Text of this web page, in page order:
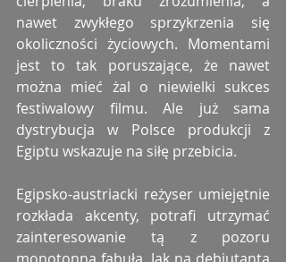
nawet zwykłego sprzykrzenia się
okoliczności życiowych. Momentami
jest to tak poruszające, że nawet
można mieć żal o niewielki sukces
festiwalowy filmu. Ale już sama
dystrybucja w Polsce produkcji z
Egiptu wskazuje na siłę przebicia.
Egipsko-austriacki reżyser umiejętnie
rozkłada akcenty, potrafi utrzymać
zainteresowanie tą z pozoru